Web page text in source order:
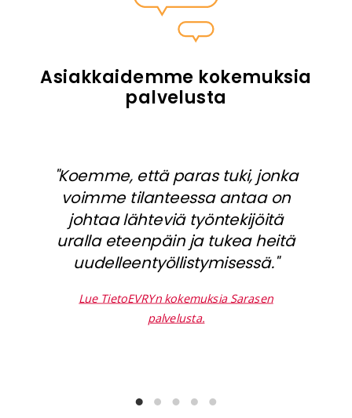
Asiakkaidemme kokemuksia
palvelusta
"Koemme, että paras tuki, jonka
voimme tilanteessa antaa on
johtaa lähteviä työntekijöitä
uralla eteenpäin ja tukea heitä
uudelleentyöllistymisessä."
Lue TietoEVRYn kokemuksia Sarasen
palvelusta.